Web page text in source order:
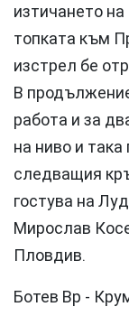
изтичането
топката към
изстрел бе
В
работа и за
на ниво и
следващия
гостува на
Мирослав
Пловдив.
Ботев Вр -